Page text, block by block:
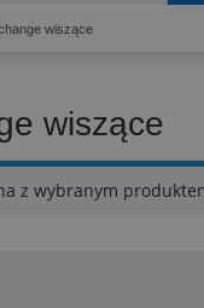
wiszące
wiszące
z wybranym